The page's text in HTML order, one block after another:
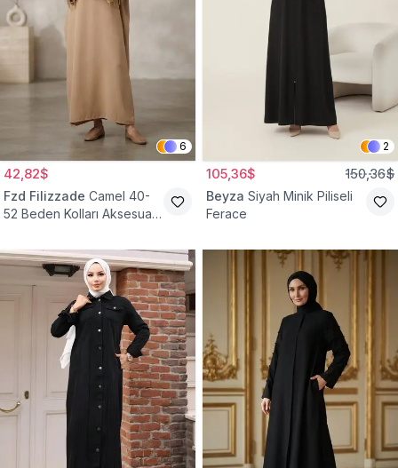
6
42,82$
Fzd Filizzade Camel 40-
52 Beden Kolları Aksesuar
2
105,36$ 150,36$
Beyza Siyah Minik Piliseli
Ferace